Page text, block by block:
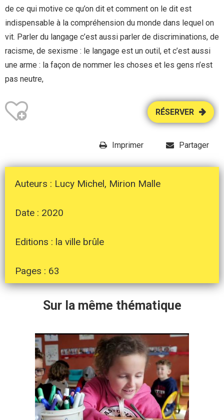
de ce qui motive ce qu’on dit et comment on le dit est
indispensable à la compréhension du monde dans lequel on
vit. Parler du langage c’est aussi parler de discriminations, de
racisme, de sexisme : le langage est un outil, et c’est aussi
une arme : la façon de nommer les choses et les gens n’est
pas neutre,
RÉSERVER
Imprimer Partager
Auteurs : Lucy Michel, Mirion Malle
Date : 2020
Editions : la ville brûle
Pages : 63
Sur la même thématique